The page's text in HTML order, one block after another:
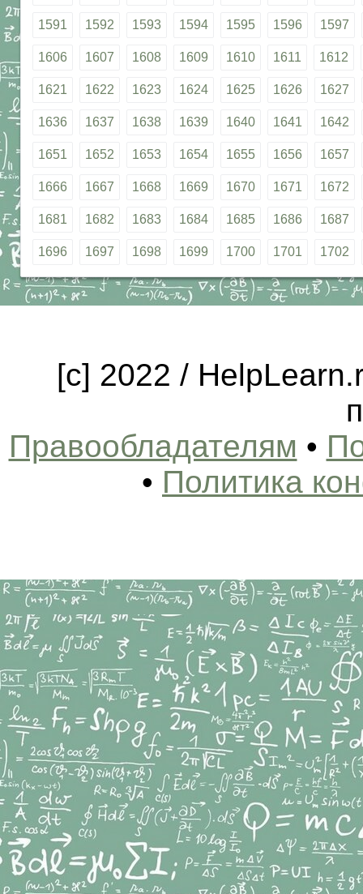
1591 1592 1593 1594 1595 1596 1597
1606 1607 1608 1609 1610 1611 1612
1621 1622 1623 1624 1625 1626 1627
1636 1637 1638 1639 1640 1641 1642
1651 1652 1653 1654 1655 1656 1657
1666 1667 1668 1669 1670 1671 1672
1681 1682 1683 1684 1685 1686 1687
1696 1697 1698 1699 1700 1701 1702
[c] 2022 /
Правообладателям •
• Политика